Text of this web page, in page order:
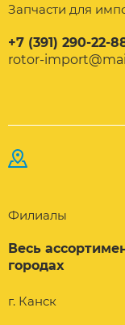
Запчасти для
+7 (391) 290-22-
rotor-
Филиалы
Весь
городах
г. Канск